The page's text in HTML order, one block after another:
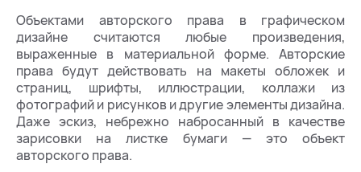
Объектами авторского права в графическом
дизайне считаются любые произведения,
выраженные в материальной форме. Авторские
права будут действовать на макеты обложек и
страниц, шрифты, иллюстрации, коллажи из
фотографий и рисунков и другие элементы дизайна.
Даже эскиз, небрежно набросанный в качестве
зарисовки на листке бумаги — это объект
авторского права.